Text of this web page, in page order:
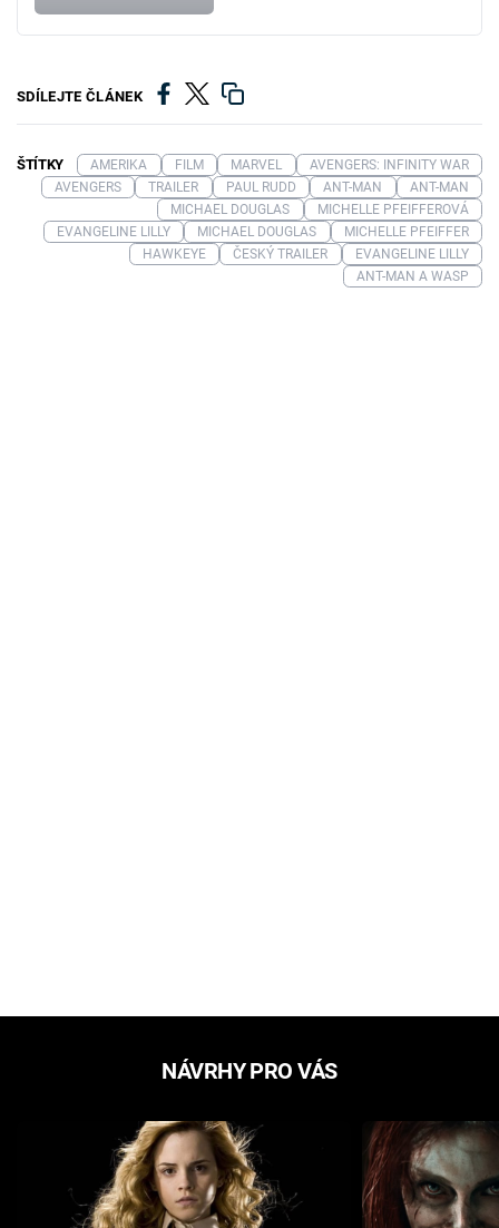
SDÍLEJTE ČLÁNEK
ŠTÍTKY AMERIKA FILM MARVEL
AVENGERS: INFINITY WAR
AVENGERS
TRAILER PAUL RUDD ANT-MAN
ANT-MAN
MICHAEL DOUGLAS
MICHELLE PFEIFFEROVÁ
EVANGELINE LILLY
MICHAEL DOUGLAS
MICHELLE PFEIFFER
HAWKEYE
ČESKÝ TRAILER
EVANGELINE LILLY
ANT-MAN A WASP
NÁVRHY PRO VÁS